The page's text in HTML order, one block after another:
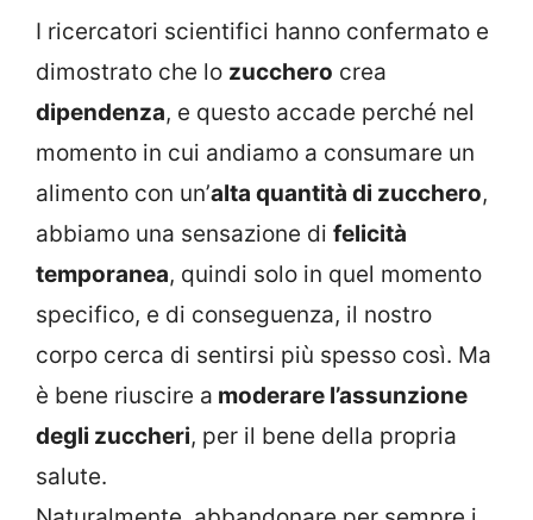
I ricercatori scientifici hanno confermato e
dimostrato che lo zucchero crea
dipendenza, e questo accade perché nel
momento in cui andiamo a consumare un
alimento con un’alta quantità di zucchero,
abbiamo una sensazione di felicità
temporanea, quindi solo in quel momento
specifico, e di conseguenza, il nostro
corpo cerca di sentirsi più spesso così. Ma
è bene riuscire a moderare l’assunzione
degli zuccheri, per il bene della propria
salute.